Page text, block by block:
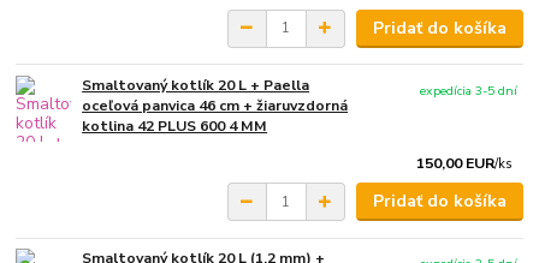
Pridať do košíka
Smaltovaný kotlík 20 L + Paella
oceľová panvica 46 cm + žiaruvzdorná
kotlina 42 PLUS 600 4 MM
150,00 EUR/ks
expedícia 3-5 dní
Pridať do košíka
Smaltovaný kotlík 20 L (1,2 mm) +